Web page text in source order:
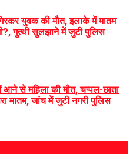
युवक की मौत, इलाके में मातम
गुत्थी सुलझाने में जुटी पुलिस
से महिला की मौत, चप्पल-छाता
मातम, जांच में जुटी नगरी पुलिस